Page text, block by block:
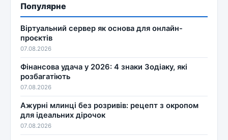
Популярне
Віртуальний сервер як основа для онлайн-
проєктів
07.08.2026
Фінансова удача у 2026: 4 знаки Зодіаку, які
розбагатіють
07.08.2026
Ажурні млинці без розривів: рецепт з окропом
для ідеальних дірочок
07.08.2026